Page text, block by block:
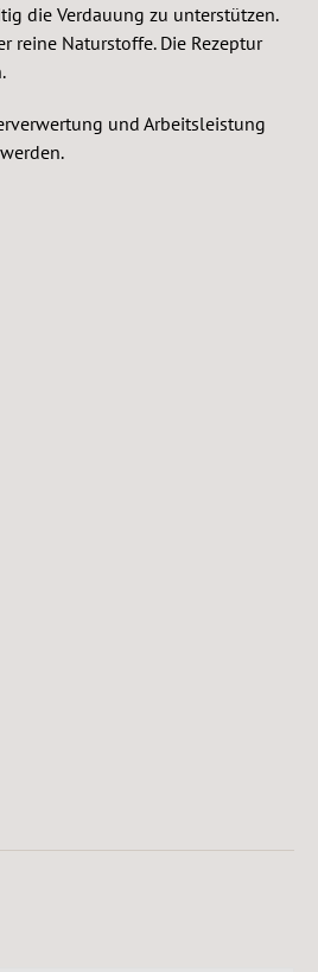
die Verdauung zu unterstützen.
Naturstoffe. Die Rezeptur
und Arbeitsleistung